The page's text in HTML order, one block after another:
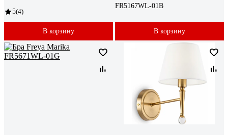
5(4)
В корзину
FR5167WL-01B
В корзину